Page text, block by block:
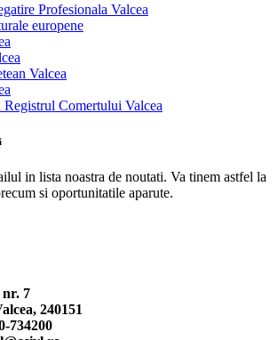
Profesionala Valcea
europene
Valcea
Comertului Valcea
in lista noastra de noutati. Va tinem astfel la
si oportunitatile aparute.
7
240151
734200